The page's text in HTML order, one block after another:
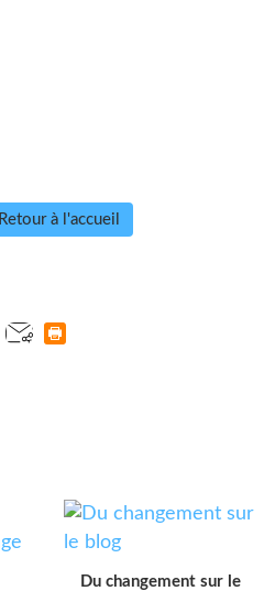
Retour à l'accueil
Du changement sur le